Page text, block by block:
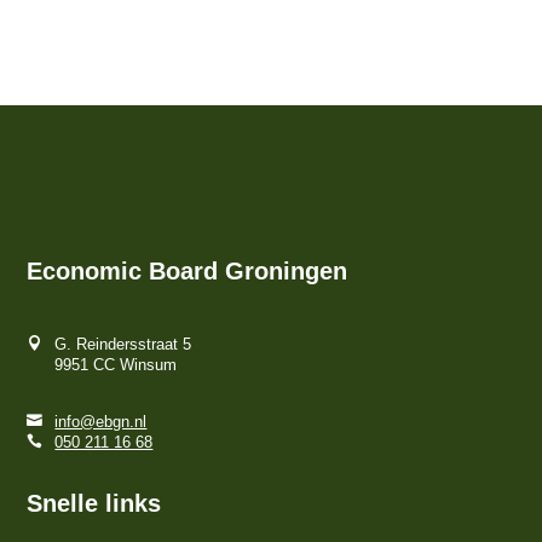
Economic Board Groningen
G. Reindersstraat 5
9951 CC Winsum
info@ebgn.nl
050 211 16 68
Snelle links